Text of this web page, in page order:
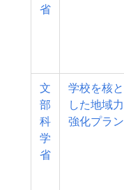
省
文
部
科
学
省
学校を核と
した地域力
強化プラン